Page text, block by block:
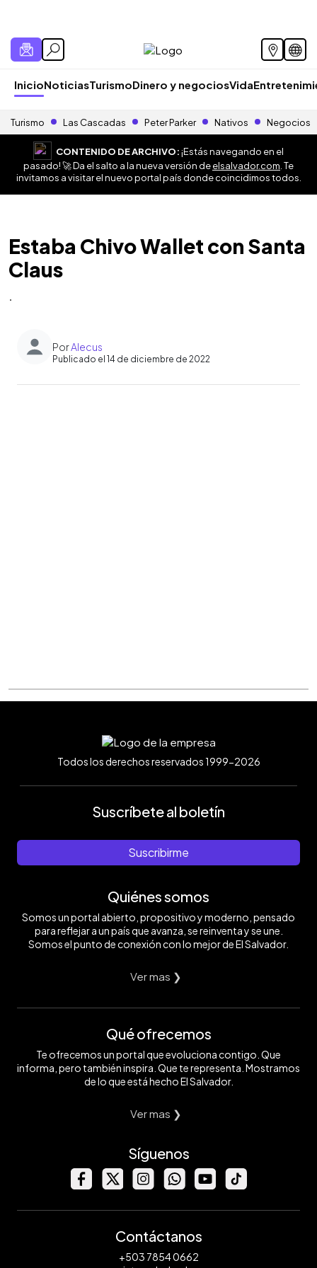
InicioNoticiasTurismoDinero y negociosVida
Turismo Las Cascadas Peter Parker Nativos Negocios
CONTENIDO DE ARCHIVO:¡Estás navegando en el
pasado! 🚀 Da el salto a la nueva versión deelsalvador.com . Te
invitamos a visitar el nuevo portal país donde coincidimos todos.
Estaba Chivo Wallet con Santa
Claus
.
PorAlecus
Publicado el 14 de diciembre de 2022
Todos los derechos reservados 1999-2026
Suscríbete al boletín
Suscribirme
Quiénes somos
Somos un portal abierto, propositivo y moderno, pensado
para reflejar a un país que avanza, se reinventa y se une.
Somos el punto de conexión con lo mejor de El Salvador.
Ver mas ❯
Qué ofrecemos
Te ofrecemos un portal que evoluciona contigo. Que
informa, pero también inspira. Que te representa. Mostramos
de lo que está hecho El Salvador.
Ver mas ❯
Síguenos
Contáctanos
+503 7854 0662